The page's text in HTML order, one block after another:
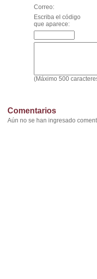
Correo:
Escriba el código
que aparece:
(Máximo 500
Comentarios
Aún no se han ingresado